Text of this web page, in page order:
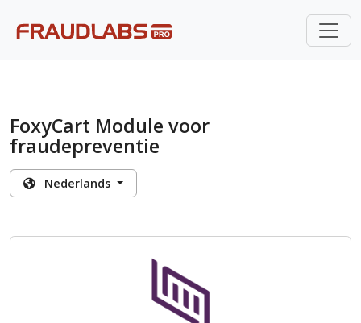
FoxyCart Module voor
fraudepreventie
Nederlands